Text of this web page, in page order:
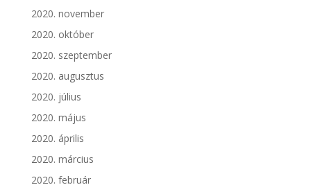
2020. november
2020. október
2020. szeptember
2020. augusztus
2020. július
2020. május
2020. április
2020. március
2020. február